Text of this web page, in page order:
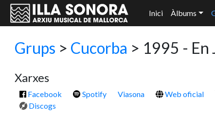
Inici Àlbums
Grups > Cucorba > 1995 - En
Xarxes
Facebook Spotify Viasona Web oficial
Discogs